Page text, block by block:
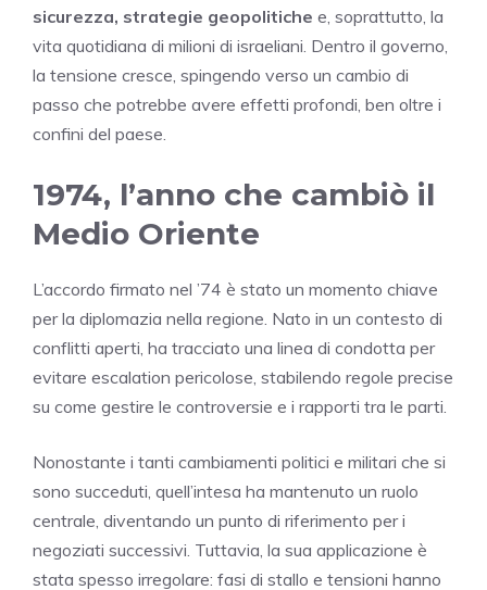
sicurezza, strategie geopolitiche e, soprattutto, la
vita quotidiana di milioni di israeliani. Dentro il governo,
la tensione cresce, spingendo verso un cambio di
passo che potrebbe avere effetti profondi, ben oltre i
confini del paese.
1974, l’anno che cambiò il
Medio Oriente
L’accordo firmato nel ’74 è stato un momento chiave
per la diplomazia nella regione. Nato in un contesto di
conflitti aperti, ha tracciato una linea di condotta per
evitare escalation pericolose, stabilendo regole precise
su come gestire le controversie e i rapporti tra le parti.
Nonostante i tanti cambiamenti politici e militari che si
sono succeduti, quell’intesa ha mantenuto un ruolo
centrale, diventando un punto di riferimento per i
negoziati successivi. Tuttavia, la sua applicazione è
stata spesso irregolare: fasi di stallo e tensioni hanno